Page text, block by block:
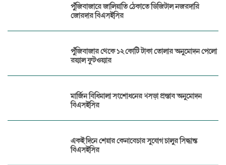
পুঁজিবাজারে জালিয়াতি ঠেকাতে ডিজিটাল নজরদারি
জোরদার বিএসইসির
পুঁজিবাজার থেকে ১২ কোটি টাকা তোলার অনুমোদন পেলো
রয়্যাল ফুটওয়্যার
মার্জিন বিধিমালা সংশোধনের খসড়া প্রস্তাব অনুমোদন
বিএসইসির
একই দিনে শেয়ার কেনাবেচার সুযোগ চালুর সিদ্ধান্ত
বিএসইসির